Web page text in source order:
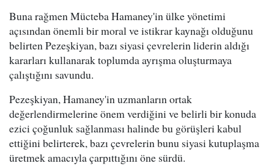
Buna rağmen Mücteba Hamaney'in ülke yönetimi
açısından önemli bir moral ve istikrar kaynağı olduğunu
belirten Pezeşkiyan, bazı siyasi çevrelerin liderin aldığı
kararları kullanarak toplumda ayrışma oluşturmaya
çalıştığını savundu.
Pezeşkiyan, Hamaney'in uzmanların ortak
değerlendirmelerine önem verdiğini ve belirli bir konuda
ezici çoğunluk sağlanması halinde bu görüşleri kabul
ettiğini belirterek, bazı çevrelerin bunu siyasi kutuplaşma
üretmek amacıyla çarpıttığını öne sürdü.